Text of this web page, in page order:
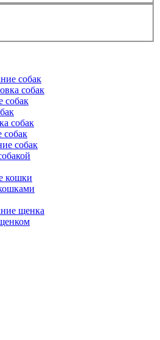
собак
собак
собак
собак
собак
собак
кошки
щенка